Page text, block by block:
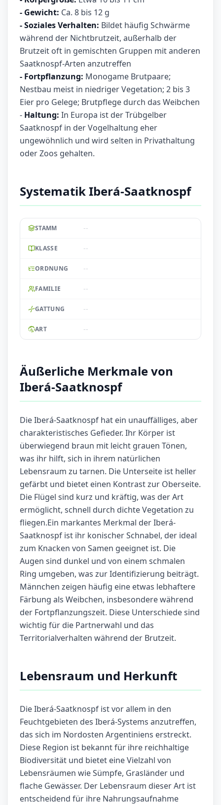
- Gewicht: Ca. 8 bis 12 g
- Soziales Verhalten: Bildet häufig Schwärme
während der Nichtbrutzeit, außerhalb der
Brutzeit oft in gemischten Gruppen mit anderen
Saatknospf-Arten anzutreffen
- Fortpflanzung: Monogame Brutpaare;
Nestbau meist in niedriger Vegetation; 2 bis 3
Eier pro Gelege; Brutpflege durch das Weibchen
- Haltung: In Europa ist der Trübgelber
Saatknospf in der Vogelhaltung eher
ungewöhnlich und wird selten in Privathaltung
oder Zoos gehalten.
Systematik Iberá-Saatknospf
STAMM --
KLASSE --
ORDNUNG --
FAMILIE --
GATTUNG --
ART --
Äußerliche Merkmale von
Iberá-Saatknospf
Die Iberá-Saatknospf hat ein unauffälliges, aber
charakteristisches Gefieder. Ihr Körper ist
überwiegend braun mit leicht grauen Tönen,
was ihr hilft, sich in ihrem natürlichen
Lebensraum zu tarnen. Die Unterseite ist heller
gefärbt und bietet einen Kontrast zur Oberseite.
Die Flügel sind kurz und kräftig, was der Art
ermöglicht, schnell durch dichte Vegetation zu
fliegen.Ein markantes Merkmal der Iberá-
Saatknospf ist ihr konischer Schnabel, der ideal
zum Knacken von Samen geeignet ist. Die
Augen sind dunkel und von einem schmalen
Ring umgeben, was zur Identifizierung beiträgt.
Männchen zeigen häufig eine etwas lebhaftere
Färbung als Weibchen, insbesondere während
der Fortpflanzungszeit. Diese Unterschiede sind
wichtig für die Partnerwahl und das
Territorialverhalten während der Brutzeit.
Lebensraum und Herkunft
Die Iberá-Saatknospf ist vor allem in den
Feuchtgebieten des Iberá-Systems anzutreffen,
das sich im Nordosten Argentiniens erstreckt.
Diese Region ist bekannt für ihre reichhaltige
Biodiversität und bietet eine Vielzahl von
Lebensräumen wie Sümpfe, Grasländer und
flache Gewässer. Der Lebensraum dieser Art ist
entscheidend für ihre Nahrungsaufnahme